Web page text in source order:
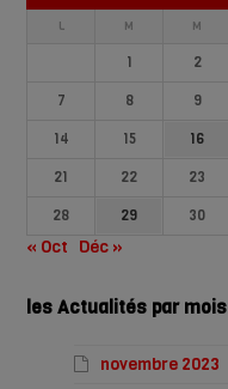
L M M
1 2
7
8 9
14
15 16
21
22 23
28
29 30
« Oct Déc »
les Actualités par mois
novembre 2023